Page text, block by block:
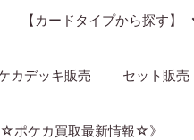
【カードタイプから探す】
カデッキ販売 セット販売
☆ポケカ買取最新情報☆》